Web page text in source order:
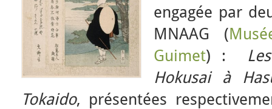
engagée par
MNAAG (
Guimet) :
Hokusai à
Tokaido, présentées